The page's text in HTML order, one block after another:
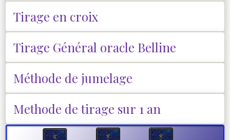
Tirage en croix
Tirage Général oracle Belline
Méthode de jumelage
Methode de tirage sur 1 an